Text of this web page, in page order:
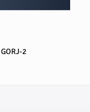
2